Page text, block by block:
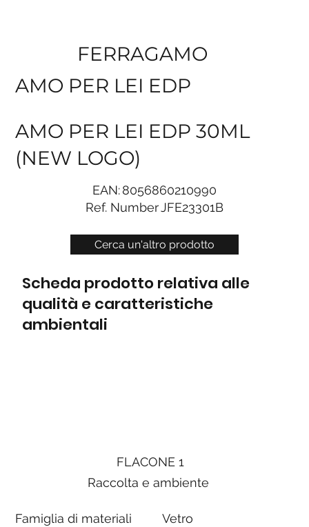
Cerca un'altro prodotto
FERRAGAMO
AMO PER LEI EDP
AMO PER LEI EDP 30ML
(NEW LOGO)
EAN:8056860210990
Ref. NumberJFE23301B
Scheda prodotto relativa alle
qualità e caratteristiche
ambientali
FLACONE 1
Raccolta e ambiente
Famiglia di materiali Vetro